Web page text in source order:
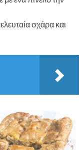
σχάρα και